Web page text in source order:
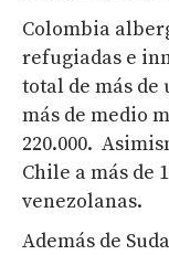
Colombia
refugiadas e
total de más
más de medio
220.000.
Chile a más de
venezolanas.
Además de